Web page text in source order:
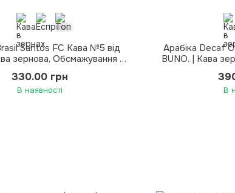
Santos FC Кава №5 від
зернова, Обсмажування –
330.00 грн
В наявності
Арабіка Decaf
BUNO. | Кава
В